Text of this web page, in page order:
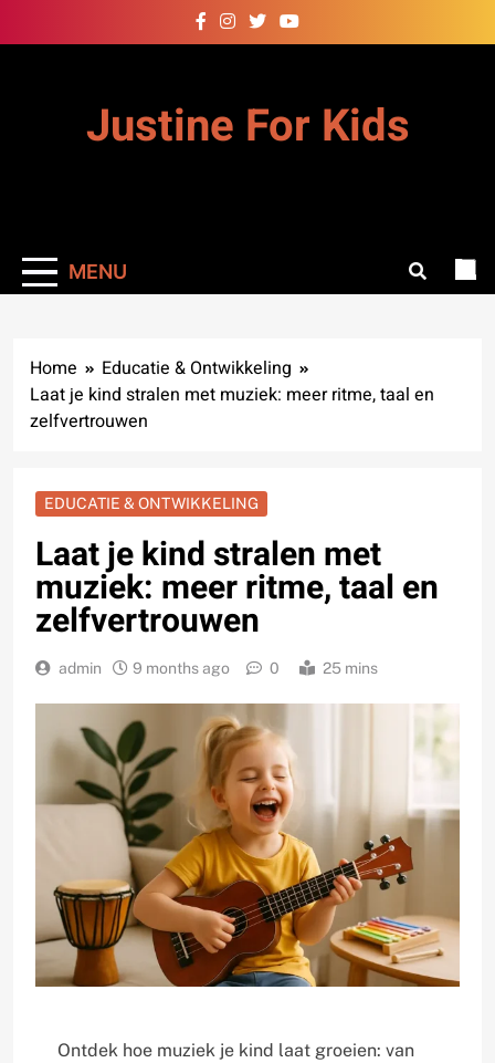
to
Justine For Kids
MENU
Home
Educatie & Ontwikkeling
Laat je kind stralen met muziek: meer ritme, taal en
zelfvertrouwen
EDUCATIE & ONTWIKKELING
Laat je kind stralen met
muziek: meer ritme, taal en
zelfvertrouwen
admin 9 months ago 0 25 mins
Ontdek hoe muziek je kind laat groeien: van